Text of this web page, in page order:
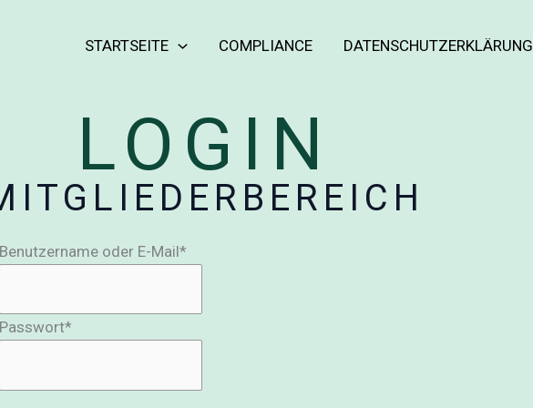
STARTSEITE COMPLIANCE DATENSCHUTZERKLÄRUNG
LOGIN
Benutzername oder E-Mail*
Passwort*